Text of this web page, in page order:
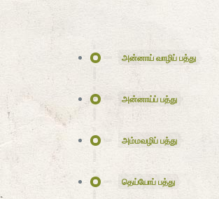
அன்னாய் வாழிப் பத்து
அன்னாய்ப் பத்து
அம்மவழிப் பத்து
தெய்யோப் பத்து